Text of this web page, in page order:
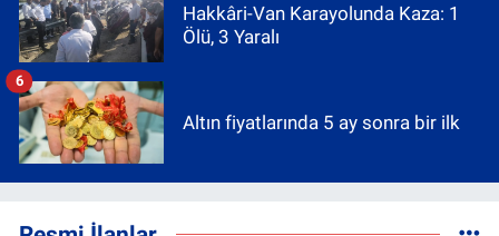
Hakkâri-Van Karayolunda Kaza: 1
Ölü, 3 Yaralı
Altın fiyatlarında 5 ay sonra bir ilk
6